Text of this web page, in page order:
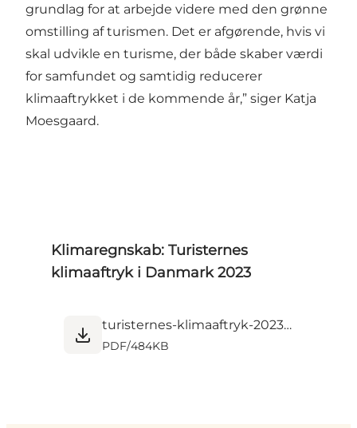
grundlag for at arbejde videre med den grønne
omstilling af turismen. Det er afgørende, hvis vi
skal udvikle en turisme, der både skaber værdi
for samfundet og samtidig reducerer
klimaaftrykket i de kommende år,” siger Katja
Moesgaard.
Klimaregnskab: Turisternes
klimaaftryk i Danmark 2023
turisternes-klimaaftryk-2023.pdf
PDF/484KB